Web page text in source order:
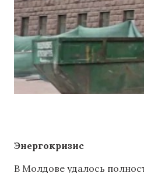
Энергокризис
В Молдове удалось